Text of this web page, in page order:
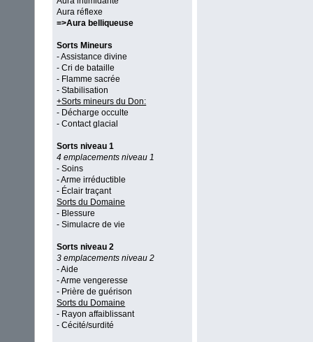
Aura réflexe
=>Aura belliqueuse
Sorts Mineurs
- Assistance divine
- Cri de bataille
- Flamme sacrée
- Stabilisation
+Sorts mineurs du Don:
- Décharge occulte
- Contact glacial
Sorts niveau 1
4 emplacements niveau 1
- Soins
- Arme irréductible
- Éclair traçant
Sorts du Domaine
- Blessure
- Simulacre de vie
Sorts niveau 2
3 emplacements niveau 2
- Aide
- Arme vengeresse
- Prière de guérison
Sorts du Domaine
- Rayon affaiblissant
- Cécité/surdité